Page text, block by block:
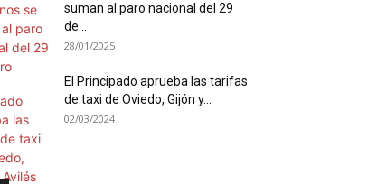
suman al paro nacional del 29
de...
28/01/2025
El Principado aprueba las tarifas
de taxi de Oviedo, Gijón y...
02/03/2024